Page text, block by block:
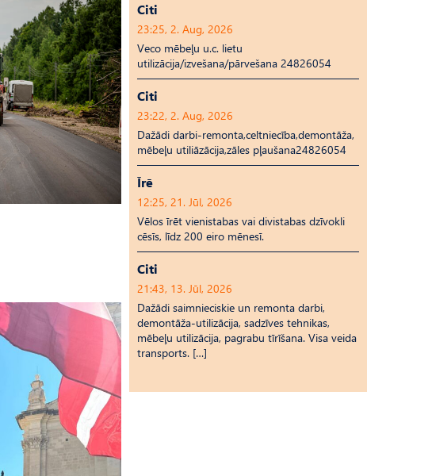
Citi
23:25, 2. Aug, 2026
Veco mēbeļu u.c. lietu
utilizācija/izvešana/pārvešana 24826054
Citi
23:22, 2. Aug, 2026
Dažādi darbi-remonta,celtniecība,demontāža,
mēbeļu utiliāzācija,zāles pļaušana24826054
Īrē
12:25, 21. Jūl, 2026
Vēlos īrēt vienistabas vai divistabas dzīvokli
cēsīs, līdz 200 eiro mēnesī.
Citi
21:43, 13. Jūl, 2026
Dažādi saimnieciskie un remonta darbi,
demontāža-utilizācija, sadzīves tehnikas,
mēbeļu utilizācija, pagrabu tīrīšana. Visa veida
transports. […]